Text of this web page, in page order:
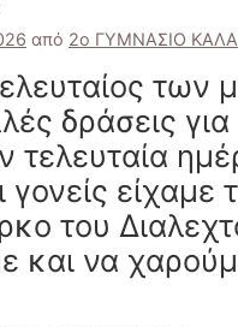
από 2ο ΓΥΜΝΑΣΙΟ
των
δράσεις
τελευταία
γονείς είχαμε
του
και να